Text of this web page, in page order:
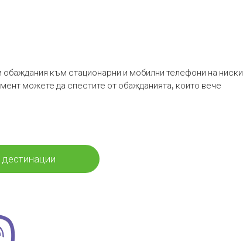
към стационарни и мобилни телефони на ниски
можете да спестите от обажданията, които вече